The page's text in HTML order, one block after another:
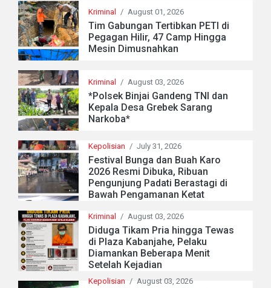
Kriminal / August 01, 2026
Tim Gabungan Tertibkan PETI di
Pegagan Hilir, 47 Camp Hingga
Mesin Dimusnahkan
Kriminal / August 03, 2026
*Polsek Binjai Gandeng TNI dan
Kepala Desa Grebek Sarang
Narkoba*
Kepolisian / July 31, 2026
Festival Bunga dan Buah Karo
2026 Resmi Dibuka, Ribuan
Pengunjung Padati Berastagi di
Bawah Pengamanan Ketat
Kriminal / August 03, 2026
Diduga Tikam Pria hingga Tewas
di Plaza Kabanjahe, Pelaku
Diamankan Beberapa Menit
Setelah Kejadian
Kepolisian / August 03, 2026